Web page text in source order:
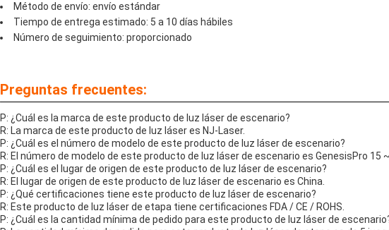
Método de envío: envío estándar
Tiempo de entrega estimado: 5 a 10 días hábiles
Número de seguimiento: proporcionado
Preguntas frecuentes:
P: ¿Cuál es la marca de este producto de luz láser de escenario?
R: La marca de este producto de luz láser es NJ-Laser.
P: ¿Cuál es el número de modelo de este producto de luz láser de escenario?
R: El número de modelo de este producto de luz láser de escenario es GenesisPro 15 ~
P: ¿Cuál es el lugar de origen de este producto de luz láser de escenario?
R: El lugar de origen de este producto de luz láser de escenario es China.
P: ¿Qué certificaciones tiene este producto de luz láser de escenario?
R: Este producto de luz láser de etapa tiene certificaciones FDA / CE / ROHS.
P: ¿Cuál es la cantidad mínima de pedido para este producto de luz láser de